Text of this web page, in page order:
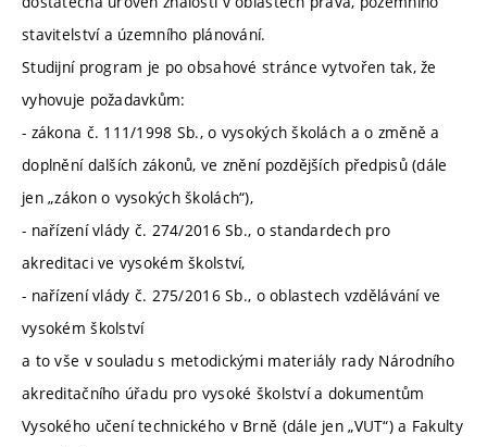
stavitelství a územního plánování.
Studijní program je po obsahové stránce vytvořen tak, že
vyhovuje požadavkům:
- zákona č. 111/1998 Sb., o vysokých školách a o změně a
doplnění dalších zákonů, ve znění pozdějších předpisů (dále
jen „zákon o vysokých školách“),
- nařízení vlády č. 274/2016 Sb., o standardech pro
akreditaci ve vysokém školství,
- nařízení vlády č. 275/2016 Sb., o oblastech vzdělávání ve
vysokém školství
a to vše v souladu s metodickými materiály rady Národního
akreditačního úřadu pro vysoké školství a dokumentům
Vysokého učení technického v Brně (dále jen „VUT“) a Fakulty